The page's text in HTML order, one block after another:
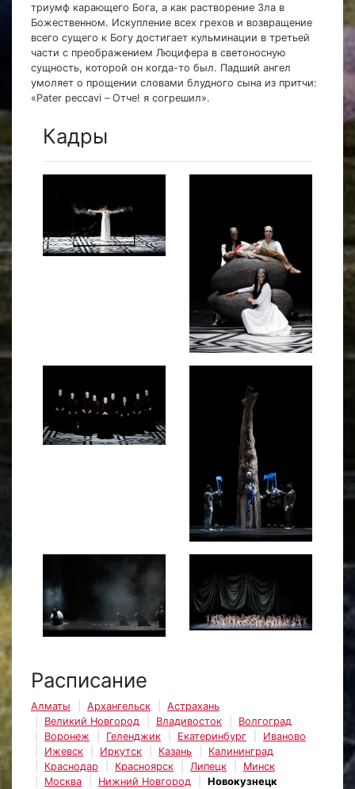
триумф карающего Бога, а как растворение Зла в
Божественном. Искупление всех грехов и возвращение
всего сущего к Богу достигает кульминации в третьей
части с преображением Люцифера в светоносную
сущность, которой он когда-то был. Падший ангел
умоляет о прощении словами блудного сына из притчи:
«Pater peccavi – Отче! я согрешил».
Кадры
Расписание
Алматы Архангельск
Астрахань
Великий Новгород
Владивосток
Волгоград
Воронеж
Геленджик Екатеринбург
Иваново
Ижевск
Иркутск Казань
Калининград
Краснодар
Красноярск Липецк
Минск
Москва
Нижний Новгород
Новокузнецк